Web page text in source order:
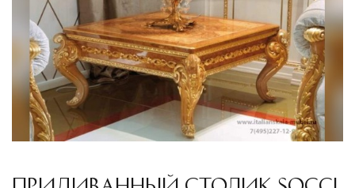
ПРИДИВАННЫЙ СТОЛИК SOCCI